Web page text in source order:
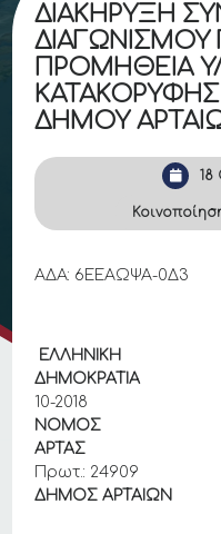
ΔΙΑΚΗΡΥΞΗ
ΔΙΑΓΩΝΙΣΜΟΥ
ΠΡΟΜΗΘΕΙΑ
ΔΗΜΟΥ
18
ΑΔΑ: 6ΕΕΑΩΨΑ-0Δ3
ΕΛΛΗΝΙΚΗ
10-2018
ΝΟΜΟΣ
Πρωτ.: 24909
ΔΗΜΟΣ ΑΡΤΑΙΩΝ